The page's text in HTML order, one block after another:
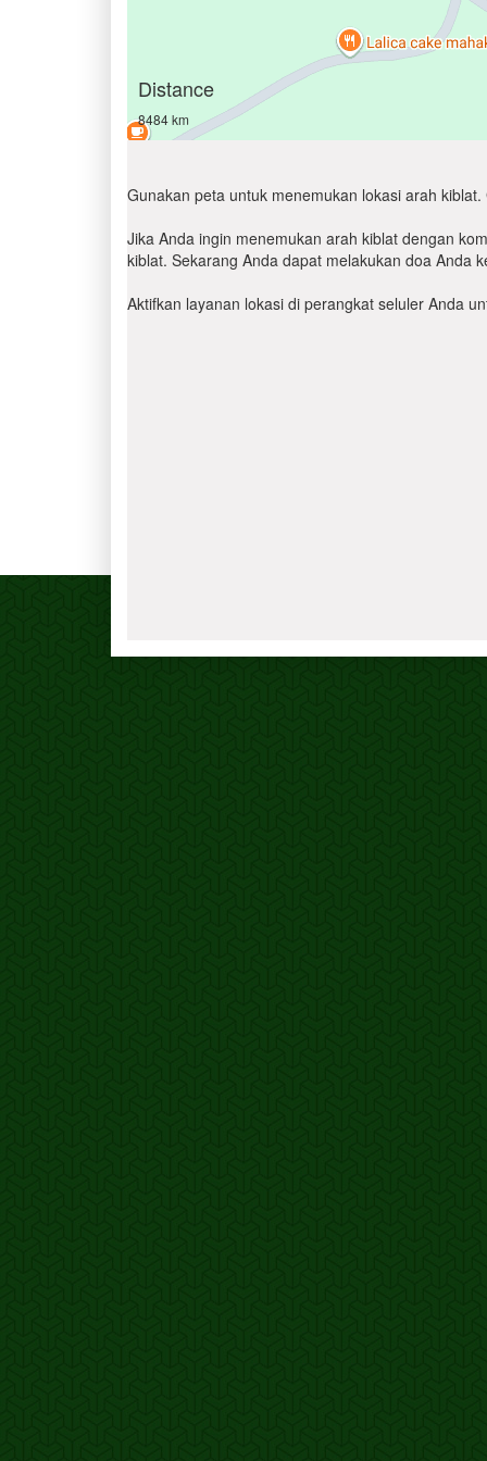
Distance
8484 km
Gunakan peta untuk menemukan lokasi arah
Jika Anda ingin menemukan arah kiblat dengan
kiblat. Sekarang Anda dapat melakukan doa Anda
Aktifkan layanan lokasi di perangkat seluler Anda